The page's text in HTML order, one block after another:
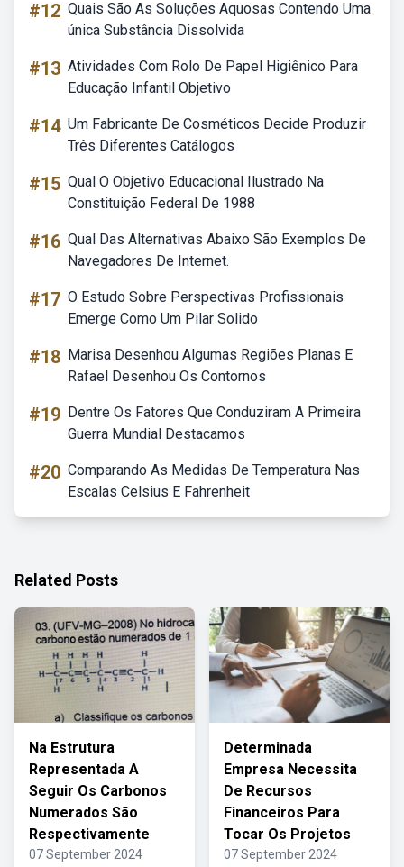
#12 Quais São As Soluções Aquosas Contendo Uma
única Substância Dissolvida
#13 Atividades Com Rolo De Papel Higiênico Para
Educação Infantil Objetivo
#14 Um Fabricante De Cosméticos Decide Produzir
Três Diferentes Catálogos
#15 Qual O Objetivo Educacional Ilustrado Na
Constituição Federal De 1988
#16 Qual Das Alternativas Abaixo São Exemplos De
Navegadores De Internet.
#17 O Estudo Sobre Perspectivas Profissionais
Emerge Como Um Pilar Solido
#18 Marisa Desenhou Algumas Regiões Planas E
Rafael Desenhou Os Contornos
#19 Dentre Os Fatores Que Conduziram A Primeira
Guerra Mundial Destacamos
#20 Comparando As Medidas De Temperatura Nas
Escalas Celsius E Fahrenheit
Related Posts
Na Estrutura
Representada A
Seguir Os Carbonos
Numerados São
Respectivamente
07 September 2024
Determinada
Empresa Necessita
De Recursos
Financeiros Para
Tocar Os Projetos
07 September 2024